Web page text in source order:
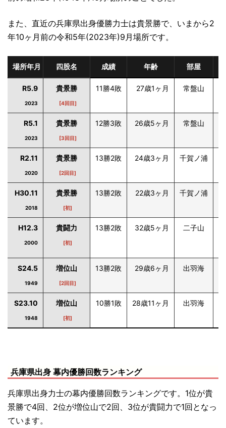
また、直近の兵庫県出身優勝力士は貴景勝で、いまから2
年10ヶ月前の令和5年(2023年)9月場所です。
場所年月 四股名 成績 年齢 部屋
R5.9
2023
貴景勝
[4回目]
11勝4敗 27歳1ヶ月 常盤山
R5.1
2023
貴景勝
[3回目]
12勝3敗 26歳5ヶ月 常盤山
R2.11
2020
貴景勝
[2回目]
13勝2敗 24歳3ヶ月 千賀ノ浦
H30.11
2018
貴景勝
[初]
13勝2敗 22歳3ヶ月 千賀ノ浦
H12.3
2000
貴闘力
[初]
13勝2敗 32歳5ヶ月 二子山
S24.5
1949
増位山
[2回目]
13勝2敗 29歳6ヶ月 出羽海
S23.10
1948
増位山
[初]
10勝1敗 28歳11ヶ月 出羽海
兵庫県出身 幕内優勝回数ランキング
兵庫県出身力士の幕内優勝回数ランキングです。1位が貴
景勝で4回、2位が増位山で2回、3位が貴闘力で1回となっ
ています。